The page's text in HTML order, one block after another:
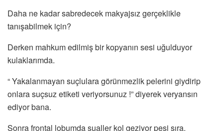
Daha ne kadar sabredecek makyajsız gerçeklikle
tanışabilmek için?
Derken mahkum edilmiş bir kopyanın sesi uğulduyor
kulaklarımda.
“ Yakalanmayan suçlulara görünmezlik pelerini giydirip
onlara suçsuz etiketi veriyorsunuz !” diyerek veryansın
ediyor bana.
Sonra frontal lobumda sualler kol geziyor peşi sıra.